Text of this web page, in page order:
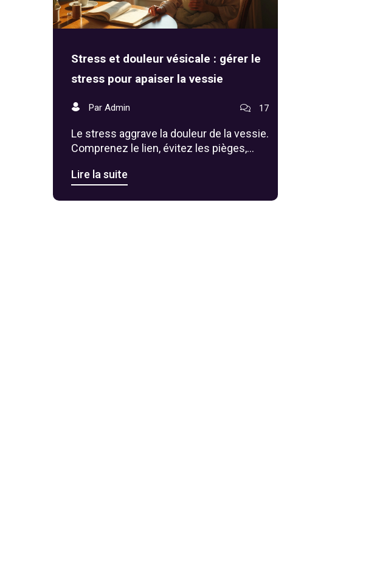
Stress et douleur vésicale : gérer le
stress pour apaiser la vessie
Par Admin 17
Le stress aggrave la douleur de la vessie.
Comprenez le lien, évitez les pièges,
symptômes et sachez quand consulter.
Lire la suite